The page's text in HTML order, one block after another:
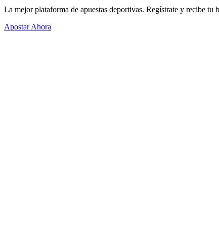
La mejor plataforma de apuestas deportivas. Regístrate y recibe tu
Apostar Ahora